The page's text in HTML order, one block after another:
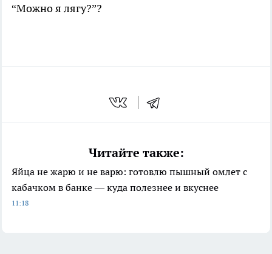
“Можно я лягу?”?
Читайте также:
Яйца не жарю и не варю: готовлю пышный омлет с
кабачком в банке — куда полезнее и вкуснее
11:18